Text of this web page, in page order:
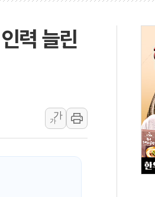
이란전 출구전략 만지작…공습 한계·탄
·동해·삼척 시간당 최대 50㎜ 폭우…강
기물 수거하다 참변…60대 환경미화원 수
울 중랑구 주택가서 흉기 난동…60대 남성
대통령 "결혼 때문에 손해 보는 일 없게
수 오동도 인근 해상서 모터보트 전복…1
애, '위안부' 피해자 기림의 날 참석..."국
천 선재도 갯벌서 해루질 중 실종 60대 나
천서 말다툼 중 어머니 흉기 살해 10대 아
력 늘린
가
가